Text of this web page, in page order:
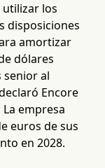
utilizar los
disposiciones
amortizar
dólares
senior al
Encore
empresa
euros de sus
en 2028.